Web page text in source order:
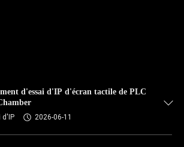
d'essai d'IP d'écran tactile de PLC
d'IP 2026-06-11